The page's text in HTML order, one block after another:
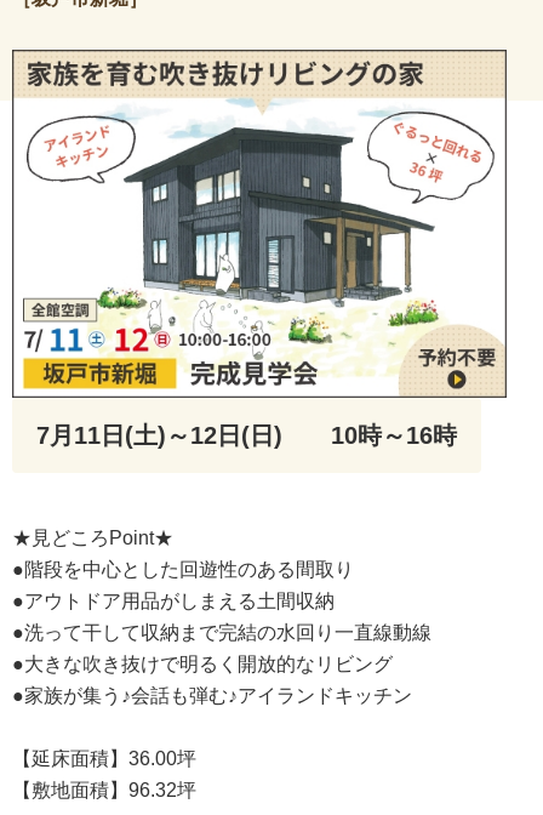
7月11日(土)～12日(日) 10時～16時
★見どころPoint★
●階段を中心とした回遊性のある間取り
●アウトドア用品がしまえる土間収納
●洗って干して収納まで完結の水回り一直線動線
●大きな吹き抜けで明るく開放的なリビング
●家族が集う♪会話も弾む♪アイランドキッチン
【延床面積】36.00坪
【敷地面積】96.32坪